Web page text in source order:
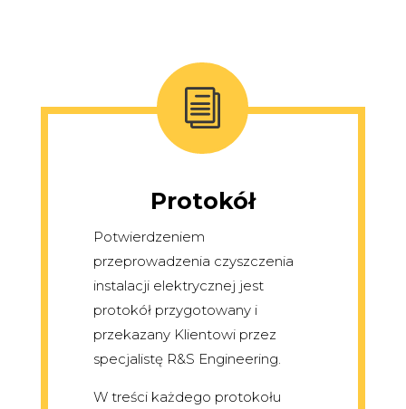
i
Protokół
Potwierdzeniem
przeprowadzenia czyszczenia
instalacji elektrycznej jest
protokół przygotowany i
przekazany Klientowi przez
specjalistę R&S Engineering.
W treści każdego protokołu